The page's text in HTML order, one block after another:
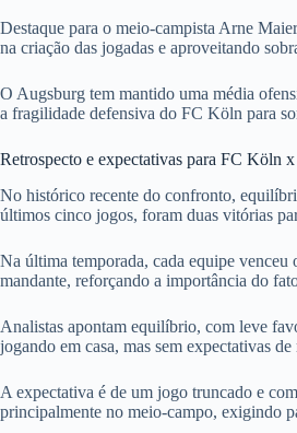
Destaque para o meio-campista Arne
na criação das jogadas e aproveitando
O Augsburg tem mantido uma média
a fragilidade defensiva do FC Köln para
Retrospecto e expectativas para FC Köln
No histórico recente do confronto,
últimos cinco jogos, foram duas vitórias
Na última temporada, cada equipe venceu
mandante, reforçando a importância do
Analistas apontam equilíbrio, com leve
jogando em casa, mas sem expectativas
A expectativa é de um jogo truncado e
principalmente no meio-campo, exigindo